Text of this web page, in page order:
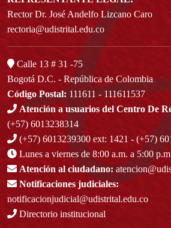
Rector Dr. José Andelfo Lizcano Caro
rectoria@udistrital.edu.co
Calle 13 # 31 -75
Bogotá D.C. - República de Colombia
Código Postal: 111611 - 111611537
Atención a usuarios del Centro De
(+57) 6013238314
(+57) 6013239300 ext: 1421 - (+57)
Lunes a viernes de 8:00 a.m. a 5:00
Atención al ciudadano:
Notificaciones judiciales:
notificacionjudicial@udistrital.edu.co
Directorio institucional